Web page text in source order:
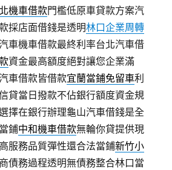
機車借款門檻低原車貸款方案汽
採店面借錢是透明林口企業周轉
車機車借款最終利率台北汽車借
資金最高額度絕對讓您企業滿
車借款皆借款宜蘭當鋪免留車利
貸當日撥款不佔銀行額度資金規
擇在銀行辦理龜山汽車借錢是全
鋪中和機車借款無輪你貸提供現
服務品質彈性還合法當鋪新竹小
債務過程透明無債務整合林口當